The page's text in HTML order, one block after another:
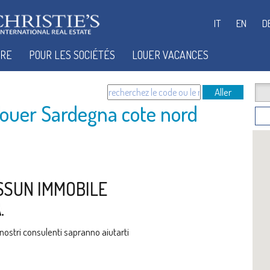
Aller
Sardegna cote nord
IMMOBILE
consulenti sapranno aiutarti
EN
IT
POUR LES SOCIÉTÉS LOUER VACANCES